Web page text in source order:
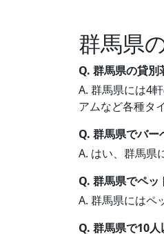
群馬県
Q. 群馬県の貸別
A. 群馬県には4
アムなど各種タ
Q. 群馬県でバー
A. はい、群馬県
Q. 群馬県でペッ
A. 群馬県にはペ
Q. 群馬県で10